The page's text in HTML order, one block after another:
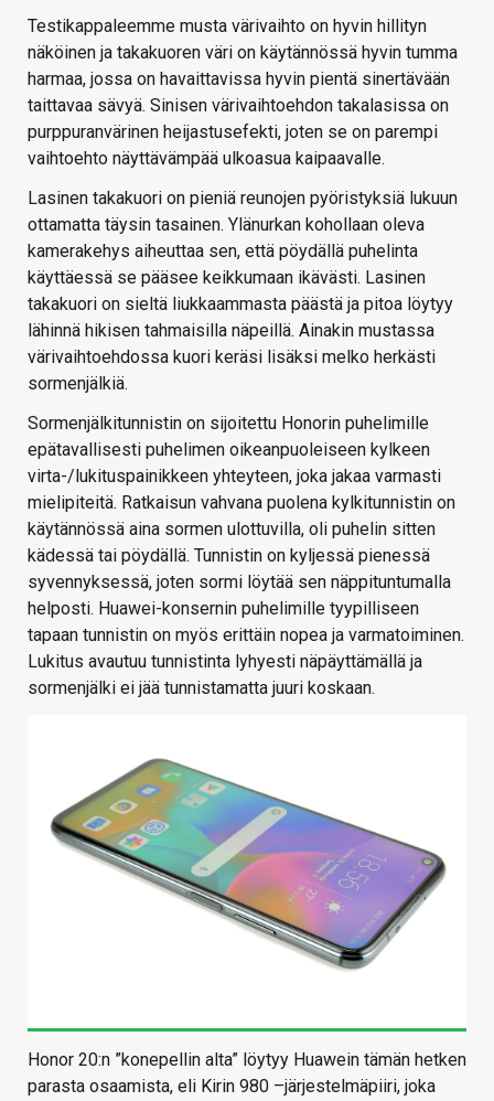
Testikappaleemme musta värivaihto on hyvin hillityn
näköinen ja takakuoren väri on käytännössä hyvin tumma
harmaa, jossa on havaittavissa hyvin pientä sinertävään
taittavaa sävyä. Sinisen värivaihtoehdon takalasissa on
purppuranvärinen heijastusefekti, joten se on parempi
vaihtoehto näyttävämpää ulkoasua kaipaavalle.
Lasinen takakuori on pieniä reunojen pyöristyksiä lukuun
ottamatta täysin tasainen. Ylänurkan kohollaan oleva
kamerakehys aiheuttaa sen, että pöydällä puhelinta
käyttäessä se pääsee keikkumaan ikävästi. Lasinen
takakuori on sieltä liukkaammasta päästä ja pitoa löytyy
lähinnä hikisen tahmaisilla näpeillä. Ainakin mustassa
värivaihtoehdossa kuori keräsi lisäksi melko herkästi
sormenjälkiä.
Sormenjälkitunnistin on sijoitettu Honorin puhelimille
epätavallisesti puhelimen oikeanpuoleiseen kylkeen
virta-/lukituspainikkeen yhteyteen, joka jakaa varmasti
mielipiteitä. Ratkaisun vahvana puolena kylkitunnistin on
käytännössä aina sormen ulottuvilla, oli puhelin sitten
kädessä tai pöydällä. Tunnistin on kyljessä pienessä
syvennyksessä, joten sormi löytää sen näppituntumalla
helposti. Huawei-konsernin puhelimille tyypilliseen
tapaan tunnistin on myös erittäin nopea ja varmatoiminen.
Lukitus avautuu tunnistinta lyhyesti näpäyttämällä ja
sormenjälki ei jää tunnistamatta juuri koskaan.
Honor 20:n ”konepellin alta” löytyy Huawein tämän hetken
parasta osaamista, eli Kirin 980 –järjestelmäpiiri, joka